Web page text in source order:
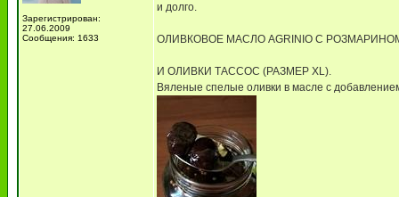
Зарегистрирован:
27.06.2009
Сообщения: 1633
и долго.
ОЛИВКОВОЕ МАСЛО AGRINIO С РОЗМАРИНОМ,
И ОЛИВКИ ТАССОС (РАЗМЕР XL).
Вяленые спелые оливки в масле с